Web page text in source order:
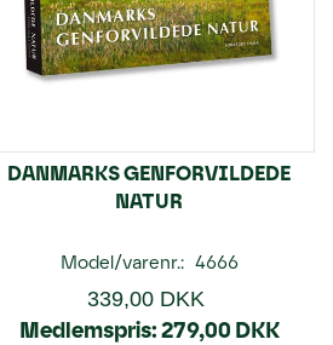
DANMARKS GENFORVILDEDE
NATUR
Model/varenr.: 4666
339,00 DKK
Medlemspris:279,00 DKK